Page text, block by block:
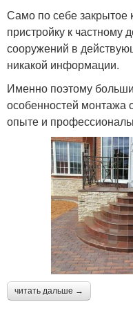
Само по себе закрытое
пристройку к частному
сооружений в
никакой информации.
Именно поэтому
особенностей монтажа
опыте и
читать дальше →